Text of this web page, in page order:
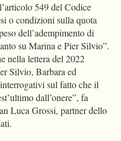
549 del Codice
o condizioni sulla quota
dell’adempimento di
su Marina e Pier Silvio”.
nella lettera del 2022
Silvio, Barbara ed
sul fatto che il
dall’onere”, fa
Luca Grossi, partner dello